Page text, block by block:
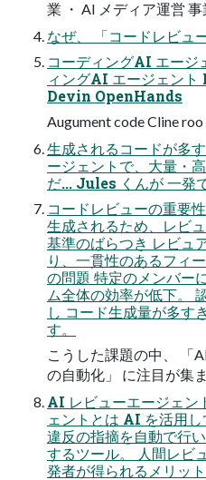
業 ・ AI メディア運営
なぜ、 「コードレビュ
コーディングAI エージ
ィングAI エージェン
Devin OpenHands
Augument code Cline
生成されるコードが多
ージェントで、大量・
だ... Jules くんが 一発
コードレビューの重要
生成されるため、レビ
基準のばらつき レビュ
り、一貫性のあるフィ
の問題 特定のメンバー
ム全体の効率が低下。
し コード生成量が多す
す。
こうした課題の中、 「
の自動化」 に注目が集
AI レビューエージェン
ェントとは AI を活用
違反の指摘を自動で行
するツール。 人間レビ
発者が得られるメリッ